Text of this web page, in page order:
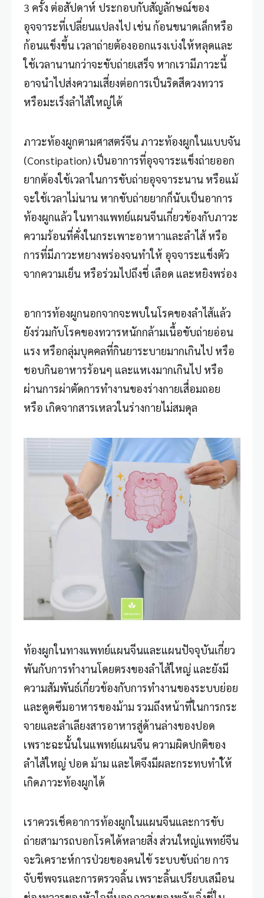
3 ครั้ง ต่อสัปดาห์ ประกอบกับสัญลักษณ์ของ
อุจจาระที่เปลี่ยนแปลงไป เช่น ก้อนขนาดเล็กหรือ
ก้อนแข็งขึ้น เวลาถ่ายต้องออกแรงเบ่งให้หลุดและ
ใช้เวลานานกว่าจะขับถ่ายเสร็จ หากเรามีภาวะนี้
อาจนำไปส่งความเสี่ยงต่อการเป็นริดสีดวงทวาร
หรือมะเร็งลำไส้ใหญ่ได้
ภาวะท้องผูกตามศาสตร์จีน ภาวะท้องผูกในแบบจัน
(Constipation) เป็นอาการที่อุจจาระแข็งถ่ายออก
ยากต้องใช้เวลาในการขับถ่ายอุจจาระนาน หรือแม้
จะใช้เวลาไม่นาน หากขับถ่ายยากก็นับเป็นอาการ
ท้องผูกแล้ว ในทางแพทย์แผนจีนเกี่ยวข้องกับภาวะ
ความร้อนที่คั่งในกระเพาะอาหาาและลำไส้ หรือ
การที่มีภาวะหยางพร่องจนทำให้ อุจจาระแข็งตัว
จากความเย็น หรือร่วมไปถึงชี่ เลือด และหยิงพร่อง
อาการท้องผูกนอกจากจะพบในโรคของลำไส้แล้ว
ยังร่วมกับโรคของทวารหนักกล้ามเนื้อขับถ่ายอ่อน
แรง หรือกลุ่มบุคคลที่กินยาระบายมากเกินไป หรือ
ชอบกินอาหารร้อนๆ และแหเงมากเกินไป หรือ
ผ่านการผ่าตัดการทำงานของร่างกายเสื่อมถอย
หรือ เกิดจากสารเหลวในร่างกายไม่สมดุล
ท้องผูกในทางแพทย์แผนจีนและแผนปัจจุบันเกี่ยว
พันกับการทำงานโดยตรงของลำไส้ใหญ่ และยังมี
ความสัมพันธ์เกี่ยวข้องกับการทำงานของระบบย่อย
และดูดซึมอาหารของม้าม รวมถึงหน้าที่ในการกระ
จายและลำเลียงสารอาหารสู่ด้านล่างของปอด
เพราะฉะนั้นในแพทย์แผนจีน ความผิดปกติของ
ลำไส้ใหญ่ ปอด ม้าม และไตจึงมีผละกระทบทำใ้ห้
เกิดภาวะท้องผูกได้
เราควรเช็คอาการท้องผูกในแผนจีนและการขับ
ถ่ายสามารถบอกโรคได้หลายสิ่ง ส่วนใหญ่แพทย์จีน
จะวิเคราะห์การป่วยของคนไข้ ระบบขับถ่าย การ
จับชีพจรและการตรวจลิ้น เพราะลิ้นเปรียบเสมือน